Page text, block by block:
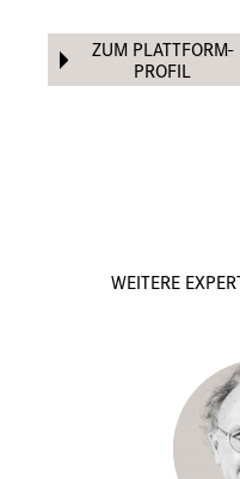
ZUM PLATTFORM-
PROFIL
WEITERE